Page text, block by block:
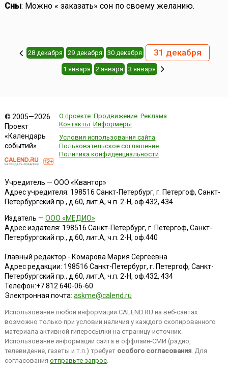
Сны: Можно « заказать» сон по своему желанию.
28 декабря 29 декабря 30 декабря 31 декабря
1 января 2 января 3 января
© 2005—2026
Проект
«Календарь
событий»
О проекте Продвижение Реклама
Контакты Информеры
Условия использования сайта
Пользовательское соглашение
Политика конфиденциальности
Учредитель — ООО «Квантор»
Адрес учредителя: 198516 Санкт-Петербург, г. Петергоф, Санкт-
Петербургский пр., д.60, лит.А, ч.п. 2-Н, оф.432, 434
Издатель — ООО «МЕДИО»
Адрес издателя: 198516 Санкт-Петербург, г. Петергоф, Санкт-
Петербургский пр., д.60, лит.А, ч.п. 2-Н, оф.440
Главный редактор - Комарова Мария Сергеевна
Адрес редакции: 198516 Санкт-Петербург, г. Петергоф, Санкт-
Петербургский пр., д.60, лит.А, ч.п. 2-Н, оф.432, 434
Телефон:+7 812 640-06-60
Электронная почта: askme@calend.ru
Использование любой информации CALEND.RU на веб-сайтах
возможно только при условии наличия у каждого скопированного
материала активной гиперссылки на страницу-источник.
Использование информации сайта в оффлайн-СМИ (радио,
телевидение, газеты и т.п.) требует особого согласования. Для
согласования отправьте запрос.